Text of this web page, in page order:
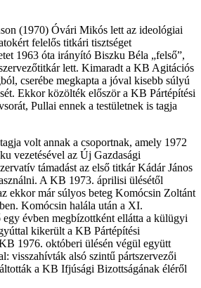
(1970) Óvári Mikós lett az ideológiai
felelős titkári tisztséget
1963 óta irányító Biszku Béla „felső”,
lett. Kimaradt a KB Agitációs
cserébe megkapta a jóval kisebb súlyú
Ekkor közölték először a KB Pártépítési
Pullai ennek a testületnek is tagja
volt annak a csoportnak, amely 1972
vezetésével az Új Gazdasági
támadást az első titkár Kádár János
A KB 1973. áprilisi ülésétől
ekkor már súlyos beteg Komócsin Zoltánt
Komócsin halála után a XI.
egy évben megbízottként ellátta a külügyi
kikerült a KB Pártépítési
1976. októberi ülésén végül együtt
visszahívták alsó szintű pártszervezői
a KB Ifjúsági Bizottságának éléről